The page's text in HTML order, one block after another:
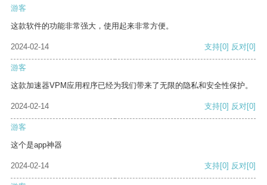
游客
这款软件的功能非常强大，使用起来非常方便。
2024-02-14 支持[0] 反对[0]
游客
这款加速器VPM应用程序已经为我们带来了无限的隐私和安全性保护。
2024-02-14 支持[0] 反对[0]
游客
这个是app神器
2024-02-14 支持[0] 反对[0]